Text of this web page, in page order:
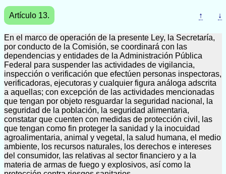
Artículo 13. ↑ ↓
En el marco de operación de la presente Ley, la Secretaría,
por conducto de la Comisión, se coordinará con las
dependencias y entidades de la Administración Pública
Federal para suspender las actividades de vigilancia,
inspección o verificación que efectúen personas inspectoras,
verificadoras, ejecutoras y cualquier figura análoga adscrita
a aquellas; con excepción de las actividades mencionadas
que tengan por objeto resguardar la seguridad nacional, la
seguridad de la población, la seguridad alimentaria,
constatar que cuenten con medidas de protección civil, las
que tengan como fin proteger la sanidad y la inocuidad
agroalimentaria, animal y vegetal, la salud humana, el medio
ambiente, los recursos naturales, los derechos e intereses
del consumidor, las relativas al sector financiero y a la
materia de armas de fuego y explosivos, así como la